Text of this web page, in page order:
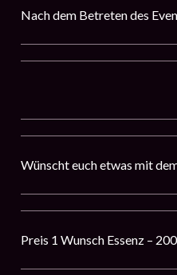
Nach dem Betreten des
Wünscht euch etwas mit
Preis 1 Wunsch Essenz –